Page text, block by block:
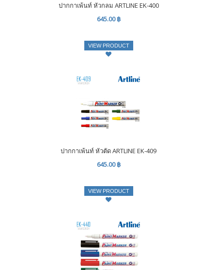
ปากกาเพ้นท์ หัวกลม ARTLINE EK-400
645.00 ฿
VIEW PRODUCT
ปากกาเพ้นท์ หัวตัด ARTLINE EK-409
645.00 ฿
VIEW PRODUCT